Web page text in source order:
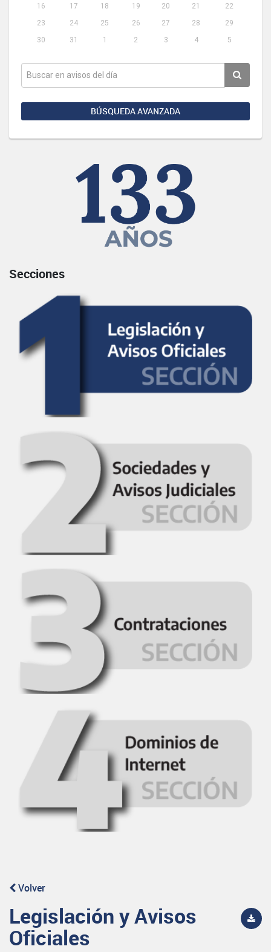
16
17 18 19 20 21
22
23
24 25 26 27 28
29
30
31 1 2 3 4 5
BÚSQUEDA AVANZADA
Secciones
Volver
Legislación y Avisos
Oficiales